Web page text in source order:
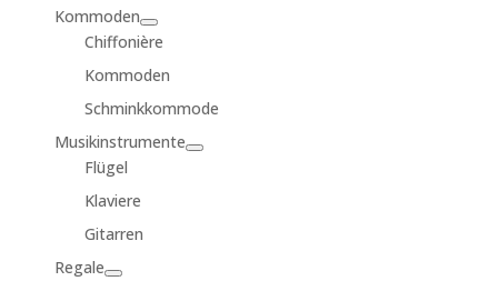
Kommoden
Chiffonière
Kommoden
Schminkkommode
Musikinstrumente
Flügel
Klaviere
Gitarren
Regale